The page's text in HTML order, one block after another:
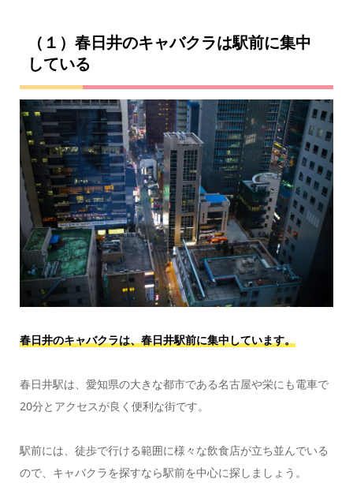
（１）春日井のキャバクラは駅前に集中
している
春日井のキャバクラは、春日井駅前に集中しています。
春日井駅は、愛知県の大きな都市である名古屋や栄にも電車で
20分とアクセスが良く便利な街です。
駅前には、徒歩で行ける範囲に様々な飲食店が立ち並んでいる
ので、キャバクラを探すなら駅前を中心に探しましょう。